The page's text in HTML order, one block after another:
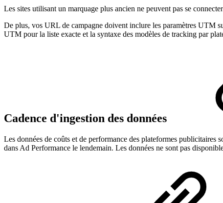
Les sites utilisant un marquage plus ancien ne peuvent pas se
De plus, vos URL de campagne doivent inclure les paramètres UTM
UTM pour la liste exacte et la syntaxe des modèles de tracking par
Cadence d'ingestion des données
Les données de coûts et de performance des plateformes publicitaires
dans Ad Performance le lendemain. Les données ne sont pas